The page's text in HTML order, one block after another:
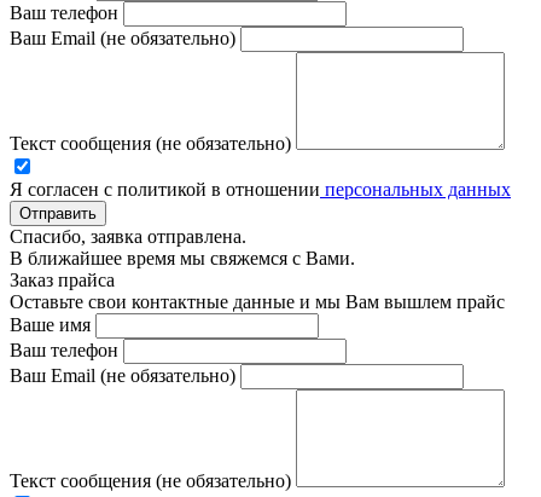
Ваш телефон
Ваш Email (не обязательно)
Текст сообщения (не обязательно)
Я согласен с политикой в отношении персональных данных
Отправить
Спасибо, заявка отправлена.
В ближайшее время мы свяжемся с Вами.
Заказ прайса
Оставьте свои контактные данные и мы Вам вышлем прайс
Ваше имя
Ваш телефон
Ваш Email (не обязательно)
Текст сообщения (не обязательно)